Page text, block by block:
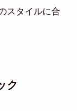
スタイルに合
ク